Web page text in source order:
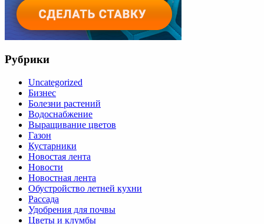
Рубрики
Uncategorized
Бизнес
Болезни растений
Водоснабжение
Выращивание цветов
Газон
Кустарники
Новостая лента
Новости
Новостная лента
Обустройство летней кухни
Рассада
Удобрения для почвы
Цветы и клумбы